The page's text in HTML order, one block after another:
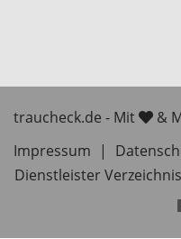
traucheck.de - Mit
&
Impressum
|
Dienstleister Verzeichnis